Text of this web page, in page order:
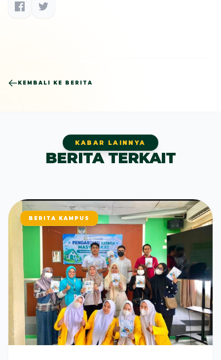
KEMBALI KE BERITA
KABAR LAINNYA
BERITA TERKAIT
BERITA KAMPUS